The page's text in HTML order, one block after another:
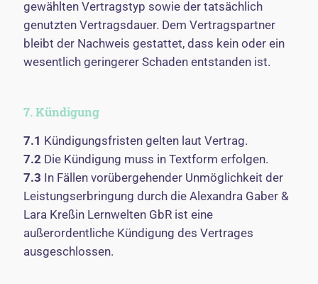
gewählten Vertragstyp sowie der tatsächlich
genutzten Vertragsdauer. Dem Vertragspartner
bleibt der Nachweis gestattet, dass kein oder ein
wesentlich geringerer Schaden entstanden ist.
7. Kündigung
7.1 Kündigungsfristen gelten laut Vertrag.
7.2 Die Kündigung muss in Textform erfolgen.
7.3 In Fällen vorübergehender Unmöglichkeit der
Leistungserbringung durch die Alexandra Gaber &
Lara Kreßin Lernwelten GbR ist eine
außerordentliche Kündigung des Vertrages
ausgeschlossen.